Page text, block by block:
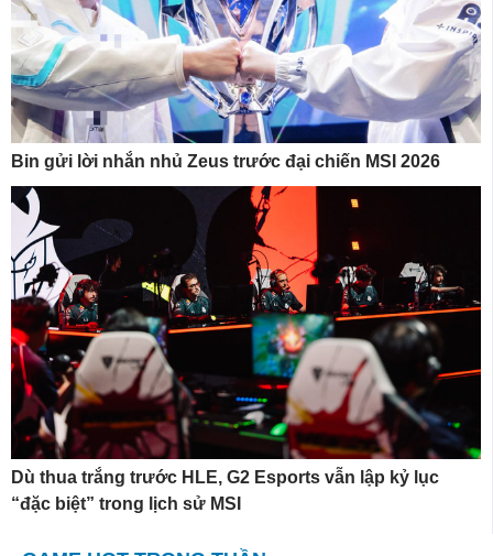
Bin gửi lời nhắn nhủ Zeus trước đại chiến MSI 2026
Dù thua trắng trước HLE, G2 Esports vẫn lập kỷ lục
“đặc biệt” trong lịch sử MSI